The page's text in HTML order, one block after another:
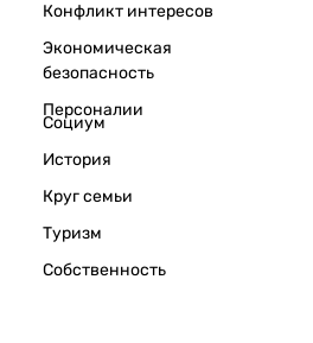
Конфликт интересов
Экономическая
безопасность
Персоналии
Социум
История
Круг семьи
Туризм
Собственность